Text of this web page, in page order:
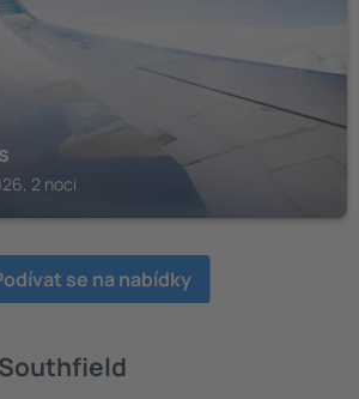
2 noci
se na nabídky